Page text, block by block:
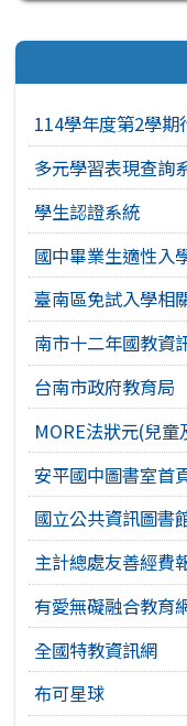
右邊區域內容
114學年度第2學期
多元學習表現查詢
學生認證系統
國中畢業生適性入
臺南區免試入學相
南市十二年國教資
台南市政府教育局
MORE法狀元(兒
安平國中圖書室首
國立公共資訊圖書
主計總處友善經費
有愛無礙融合教育
全國特教資訊網
布可星球